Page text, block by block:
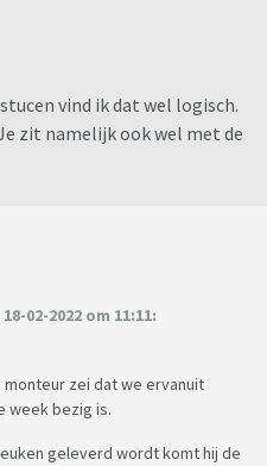
vind ik dat wel logisch.
zit namelijk ook wel met de
02-2022 om 11:11:
monteur zei dat we ervanuit
week bezig is.
geleverd wordt komt hij de